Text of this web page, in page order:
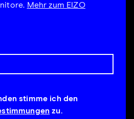
Mehr zum EIZO
stimme ich den
zu.